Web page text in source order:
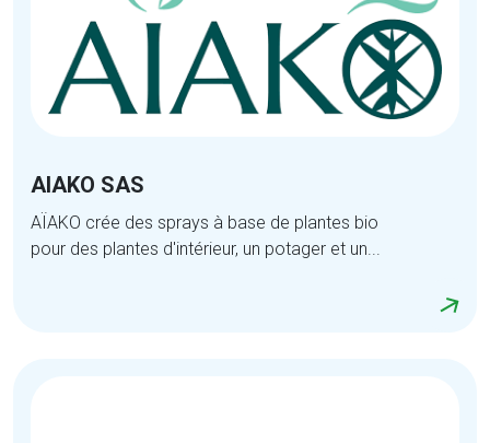
AIAKO SAS
AÏAKO crée des sprays à base de plantes bio
pour des plantes d'intérieur, un potager et un...